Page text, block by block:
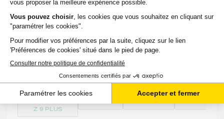
Cartouche d'encre HP 746 (P2V83A) - NOIR -
Format Standard
EXPÉDITION : 6 À 15 JOURS
Compatible
HP
Z 9 PLUS
:
: